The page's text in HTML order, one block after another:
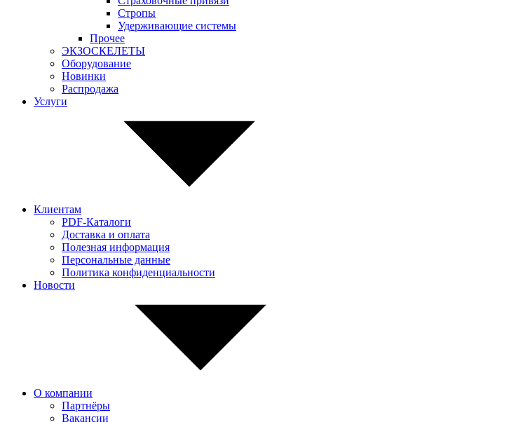
Стропы
Удерживающие системы
Прочее
ЭКЗОСКЕЛЕТЫ
Оборудование
Новинки
Распродажа
Услуги
Клиентам
PDF-Каталоги
Доставка и оплата
Полезная информация
Персональные данные
Политика конфиденциальности
Новости
О компании
Партнёры
Вакансии